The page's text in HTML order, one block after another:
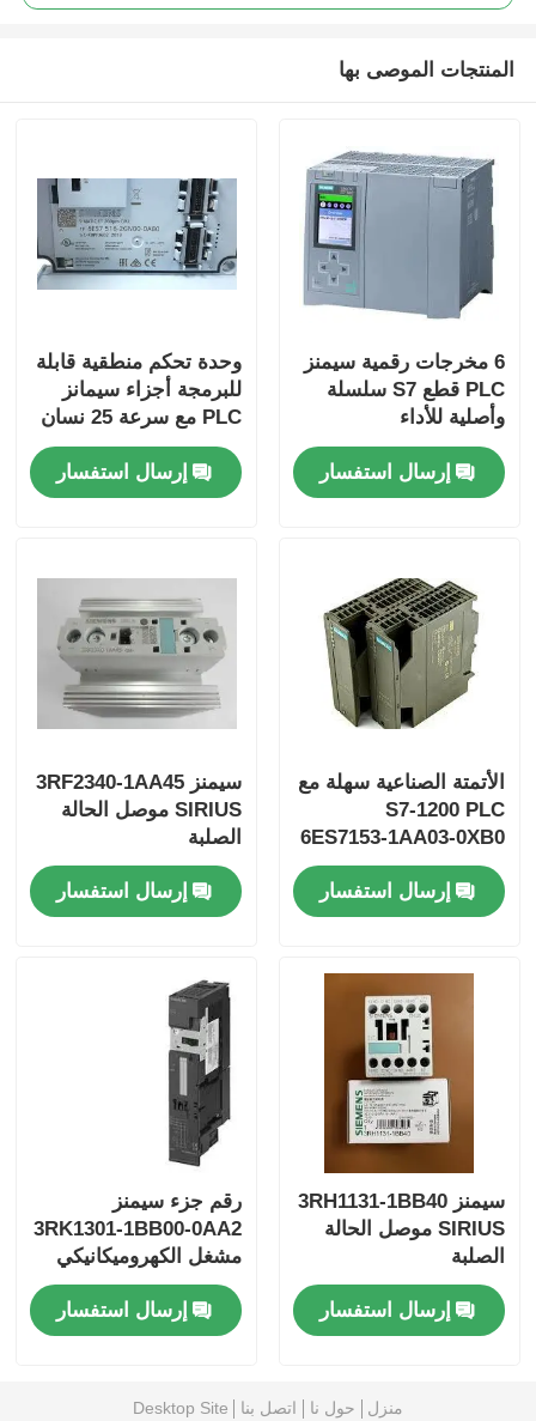
منزل
المنتجات
جولة في المعمل
ضبط الجودة
طلب اقتباس
أجزاء آلن برادلي PLC
أجزاء سي سي إم إن زيمنس
هيما سيفتي بي ال سي
Foxboro PLC
ICS ثلاثي PLC
وودورد PLC
وحدة شنايدر PLC
المنتجات الموصى بها
6 مخرجات رقمية سيمنز
PLC قطع S7 سلسلة
وأصلية للأداء
إرسال استفسار
وحدة تحكم منطقية قابلة
للبرمجة أجزاء سيمانز
PLC مع سرعة 25 نسان
/ خطوة و 2 مدخلات
تناظريةإرسال استفسار
الأتمتة الصناعية سهلة مع
S7-1200 PLC
6ES7153-1AA03-0XB0
و 50 KB ذاكرة
إرسال استفسار
سيمنز 3RF2340-1AA45
SIRIUS موصل الحالة
الصلبة
إرسال استفسار
سيمنز 3RH1131-1BB40
SIRIUS موصل الحالة
الصلبة
إرسال استفسار
رقم جزء سيمنز
3RK1301-1BB00-0AA2
مشغل الكهروميكانيكي
لوحدة تحكم الفرامل
إرسال استفسار
منزل حول نا اتصل بنا Desktop Site